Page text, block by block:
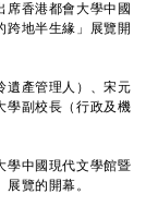
香港都會大學中國
跨地半生緣」展覽開
遺產管理人）、宋元
學副校長（行政及機
中國現代文學館暨
覽的開幕。